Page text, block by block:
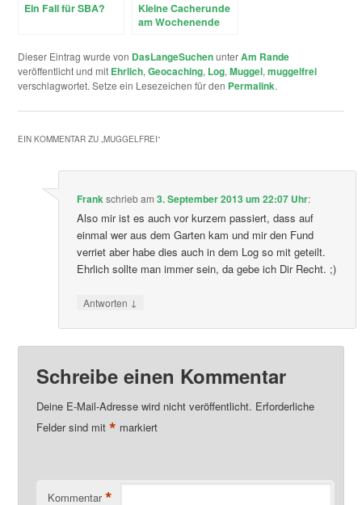
Ein Fall für SBA?
Kleine Cacherunde
am Wochenende
Dieser Eintrag wurde von DasLangeSuchenunterAm Rande
veröffentlicht und mit Ehrlich,Geocaching, Log,Muggel,muggelfrei
verschlagwortet. Setze ein Lesezeichen für den Permalink.
EIN KOMMENTAR ZU „MUGGELFREI“
Frank schriebam 3. September 2013 um 22:07 Uhr:
Also mir ist es auch vor kurzem passiert, dass auf
einmal wer aus dem Garten kam und mir den Fund
verriet aber habe dies auch in dem Log so mit geteilt.
Ehrlich sollte man immer sein, da gebe ich Dir Recht. ;)
Antworten ↓
Schreibe einen Kommentar
Deine E-Mail-Adresse wird nicht veröffentlicht. Erforderliche
Felder sind mit * markiert
Kommentar *